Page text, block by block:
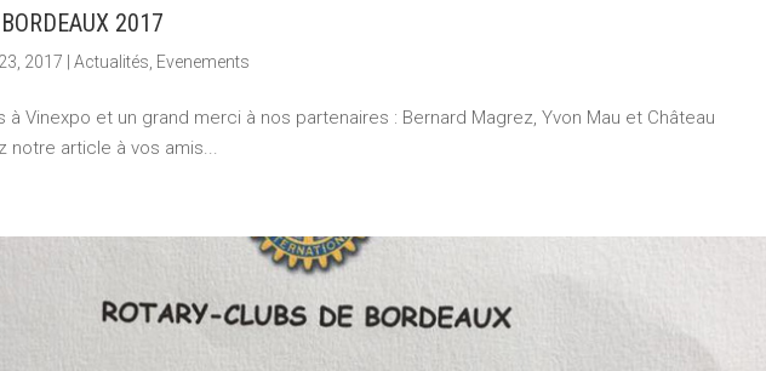
2017
2017 |Actualités Evenements
Vinexpo et un grand merci à nos partenaires : Bernard Magrez, Yvon Mau et Château
notre article à vos amis...